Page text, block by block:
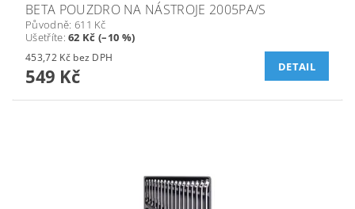
BETA POUZDRO NA NÁSTROJE 2005PA/S
Původně: 611 Kč
Ušetříte:62 Kč (–10 %)
453,72 Kč bez DPH
549 Kč DETAIL